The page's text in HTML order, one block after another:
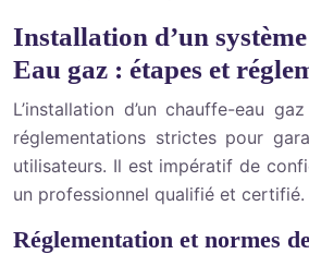
Installation d’un
Eau gaz : étapes et
L’installation d’un chauffe-eau
réglementations strictes pour
utilisateurs. Il est impératif de
un professionnel qualifié et certifié.
Réglementation et normes